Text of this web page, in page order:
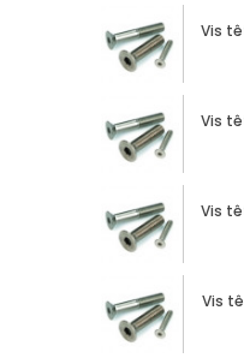
Vis
Vis
Vis
Vis